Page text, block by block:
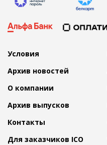
Условия
Архив новостей
О компании
Архив выпусков
Контакты
Для заказчиков ICO